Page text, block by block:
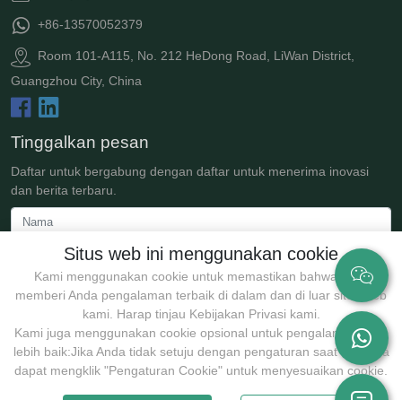
Situs web ini menggunakan cookie
Kami menggunakan cookie untuk memastikan bahwa kami
memberi Anda pengalaman terbaik di dalam dan di luar situs web
kami. Harap tinjau Kebijakan Privasi kami.
Kami juga menggunakan cookie opsional untuk pengalaman yang
lebih baik:Jika Anda tidak setuju dengan pengaturan saat ini, Anda
dapat mengklik "Pengaturan Cookie" untuk menyesuaikan cookie.
+86-13570052379
Room 101-A115, No. 212 HeDong Road, LiWan District,
Guangzhou City, China
Tinggalkan pesan
Daftar untuk bergabung dengan daftar untuk menerima inovasi
dan berita terbaru.
Kirim